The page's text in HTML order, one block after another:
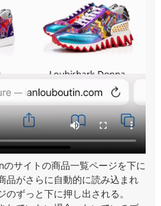
サイトの商品一覧ページを下に
品がさらに自動的に読み込まれ
のずっと下に押し出される。